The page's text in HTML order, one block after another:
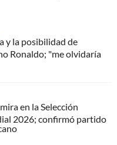
y la posibilidad de
Ronaldo; "me olvidaría
en la Selección
2026; confirmó partido